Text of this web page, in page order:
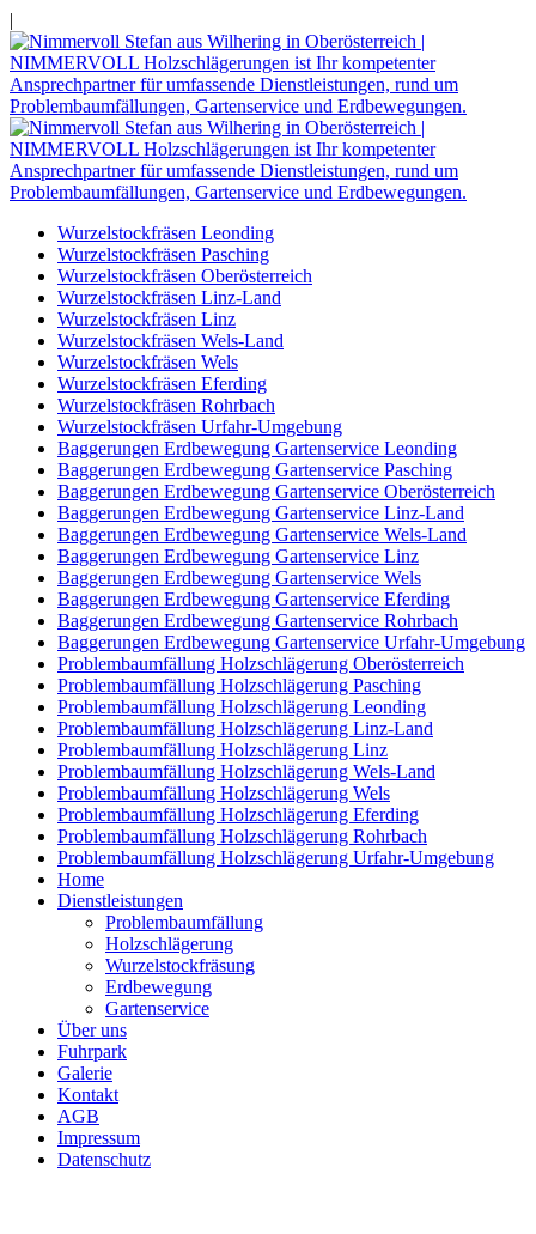
|
Wurzelstockfräsen Leonding
Wurzelstockfräsen Pasching
Wurzelstockfräsen Oberösterreich
Wurzelstockfräsen Linz-Land
Wurzelstockfräsen Linz
Wurzelstockfräsen Wels-Land
Wurzelstockfräsen Wels
Wurzelstockfräsen Eferding
Wurzelstockfräsen Rohrbach
Wurzelstockfräsen Urfahr-Umgebung
Baggerungen Erdbewegung Gartenservice Leonding
Baggerungen Erdbewegung Gartenservice Pasching
Baggerungen Erdbewegung Gartenservice Oberösterreich
Baggerungen Erdbewegung Gartenservice Linz-Land
Baggerungen Erdbewegung Gartenservice Wels-Land
Baggerungen Erdbewegung Gartenservice Linz
Baggerungen Erdbewegung Gartenservice Wels
Baggerungen Erdbewegung Gartenservice Eferding
Baggerungen Erdbewegung Gartenservice Rohrbach
Baggerungen Erdbewegung Gartenservice Urfahr-Umgebung
Problembaumfällung Holzschlägerung Oberösterreich
Problembaumfällung Holzschlägerung Pasching
Problembaumfällung Holzschlägerung Leonding
Problembaumfällung Holzschlägerung Linz-Land
Problembaumfällung Holzschlägerung Linz
Problembaumfällung Holzschlägerung Wels-Land
Problembaumfällung Holzschlägerung Wels
Problembaumfällung Holzschlägerung Eferding
Problembaumfällung Holzschlägerung Rohrbach
Problembaumfällung Holzschlägerung Urfahr-Umgebung
Home
Dienstleistungen
Problembaumfällung
Holzschlägerung
Wurzelstockfräsung
Erdbewegung
Gartenservice
Über uns
Fuhrpark
Galerie
Kontakt
AGB
Impressum
Datenschutz